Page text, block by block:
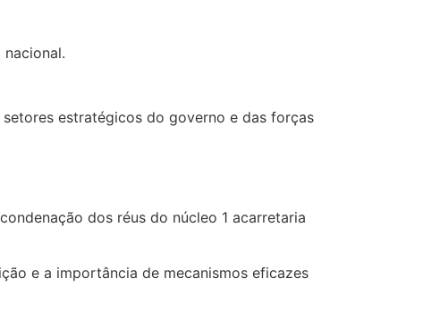
estratégicos do governo e das forças
dos réus do núcleo 1 acarretaria
e a importância de mecanismos eficazes